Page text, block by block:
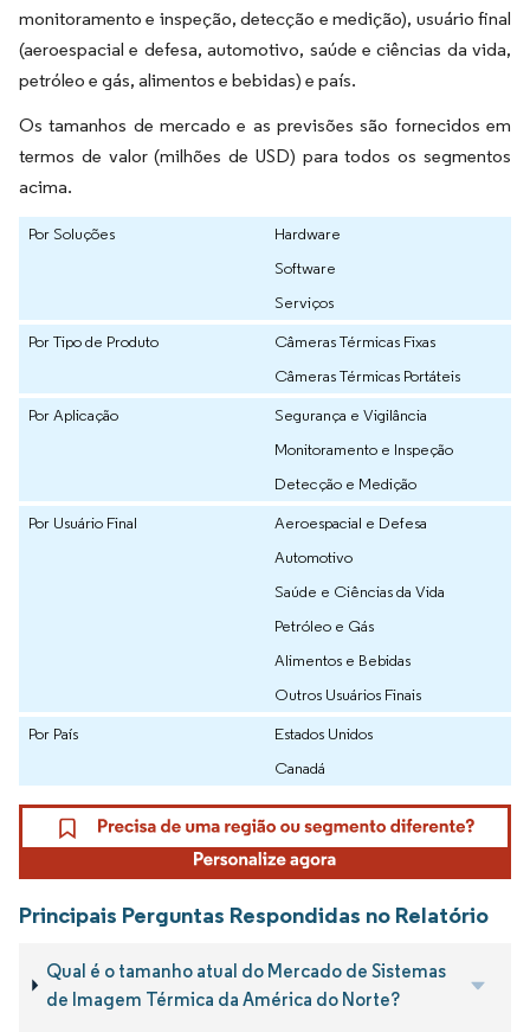
monitoramento e inspeção, detecção e medição), usuário final
(aeroespacial e defesa, automotivo, saúde e ciências da vida,
petróleo e gás, alimentos e bebidas) e país.
Os tamanhos de mercado e as previsões são fornecidos em
termos de valor (milhões de USD) para todos os segmentos
acima.
Por Soluções
Hardware
Software
Serviços
Por Tipo de Produto
Câmeras Térmicas Fixas
Câmeras Térmicas Portáteis
Por Aplicação
Segurança e Vigilância
Monitoramento e Inspeção
Detecção e Medição
Por Usuário Final
Aeroespacial e Defesa
Automotivo
Saúde e Ciências da Vida
Petróleo e Gás
Alimentos e Bebidas
Outros Usuários Finais
Por País
Estados Unidos
Canadá
Principais Perguntas Respondidas no Relatório
Qual é o tamanho atual do Mercado de Sistemas
de Imagem Térmica da América do Norte?